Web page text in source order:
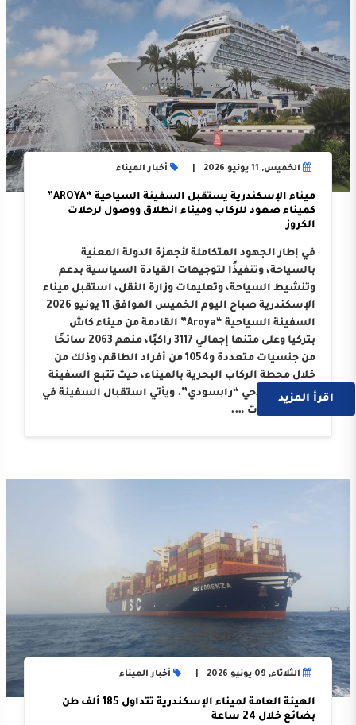
الخميس, 11 يونيو 2026 أخبار الميناء
ميناء الإسكندرية يستقبل السفينة السياحية “AROYA”
كميناء صعود للركاب وميناء انطلاق ووصول لرحلات
الكروز
في إطار الجهود المتكاملة لأجهزة الدولة المعنية
بالسياحة، وتنفيذًا لتوجيهات القيادة السياسية بدعم
وتنشيط السياحة، وتعليمات وزارة النقل، استقبل ميناء
الإسكندرية صباح اليوم الخميس الموافق 11 يونيو 2026
السفينة السياحية “Aroya” القادمة من ميناء كاش
بتركيا وعلى متنها إجمالي 3117 راكبًا، منهم 2063 سائحًا
من جنسيات متعددة و1054 من أفراد الطاقم، وذلك من
خلال محطة الركاب البحرية بالميناء، حيث تتبع السفينة
الوكيل الملاحي “رابسودي”. ويأتي استقبال السفينة في
إطار النجاحات ….
اقرأ المزيد
الثلاثاء, 09 يونيو 2026 أخبار الميناء
الهيئة العامة لميناء الإسكندرية تتداول 185 ألف طن
بضائع خلال 24 ساعة